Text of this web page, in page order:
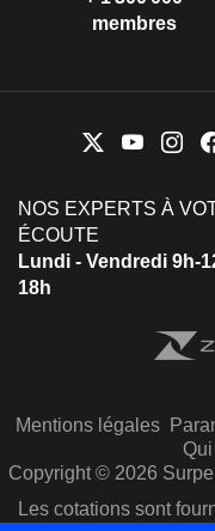
membres
NOS EXPERTS À
ÉCOUTE
Lundi - Vendredi 9h-
18h
Mentions légales
Copyright © 2026
Les cotations sont